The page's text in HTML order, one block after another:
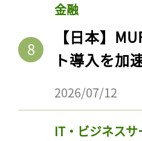
金融
【日本】
ト導入を加
2026/07/12
IT・ビジネスサ